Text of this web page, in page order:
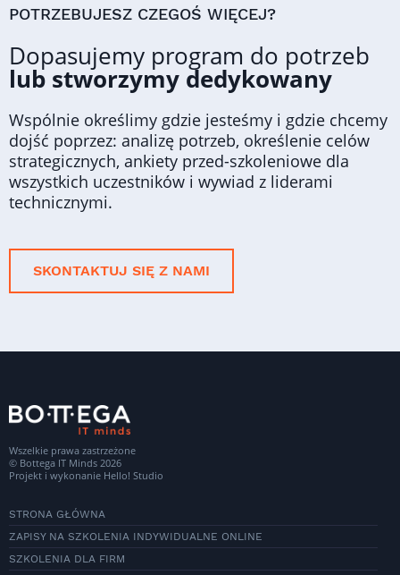
POTRZEBUJESZ CZEGOŚ WIĘCEJ?
Dopasujemy program do potrzeb
lub stworzymy dedykowany
Wspólnie określimy gdzie jesteśmy i gdzie chcemy
dojść poprzez: analizę potrzeb, określenie celów
strategicznych, ankiety przed-szkoleniowe dla
wszystkich uczestników i wywiad z liderami
technicznymi.
SKONTAKTUJ SIĘ Z NAMI
Wszelkie prawa zastrzeżone
© Bottega IT Minds 2026
Projekt i wykonanie Hello! Studio
STRONA GŁÓWNA
ZAPISY NA SZKOLENIA INDYWIDUALNE ONLINE
SZKOLENIA DLA FIRM